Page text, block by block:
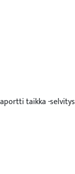
taikka -selvitys